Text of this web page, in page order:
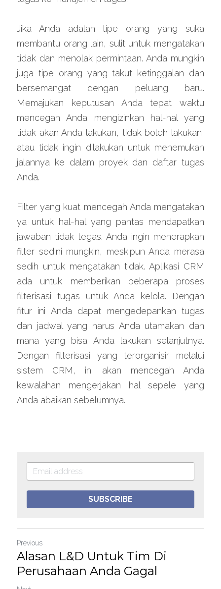
Jika Anda adalah tipe orang yang suka
membantu orang lain, sulit untuk mengatakan
tidak dan menolak permintaan. Anda mungkin
juga tipe orang yang takut ketinggalan dan
bersemangat dengan peluang baru.
Memajukan keputusan Anda tepat waktu
mencegah Anda mengizinkan hal-hal yang
tidak akan Anda lakukan, tidak boleh lakukan,
atau tidak ingin dilakukan untuk menemukan
jalannya ke dalam proyek dan daftar tugas
Anda.
Filter yang kuat mencegah Anda mengatakan
ya untuk hal-hal yang pantas mendapatkan
jawaban tidak tegas. Anda ingin menerapkan
filter sedini mungkin, meskipun Anda merasa
sedih untuk mengatakan tidak. Aplikasi CRM
ada untuk memberikan beberapa proses
filterisasi tugas untuk Anda kelola. Dengan
fitur ini Anda dapat mengedepankan tugas
dan jadwal yang harus Anda utamakan dan
mana yang bisa Anda lakukan selanjutnya.
Dengan filterisasi yang terorganisir melalui
sistem CRM, ini akan mencegah Anda
kewalahan mengerjakan hal sepele yang
Anda abaikan sebelumnya.
SUBSCRIBE
Previous
Alasan L&D Untuk Tim Di
Perusahaan Anda Gagal